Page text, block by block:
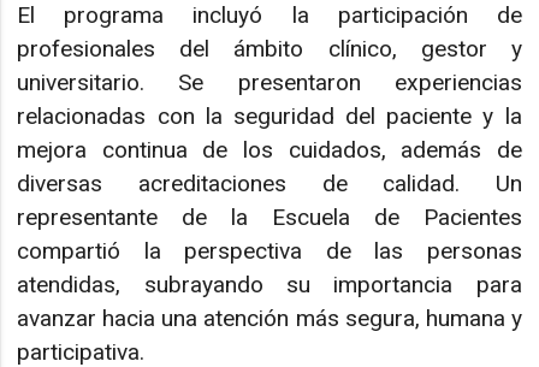
El programa incluyó la participación de
profesionales del ámbito clínico, gestor y
universitario. Se presentaron experiencias
relacionadas con la seguridad del paciente y la
mejora continua de los cuidados, además de
diversas acreditaciones de calidad. Un
representante de la Escuela de Pacientes
compartió la perspectiva de las personas
atendidas, subrayando su importancia para
avanzar hacia una atención más segura, humana y
participativa.